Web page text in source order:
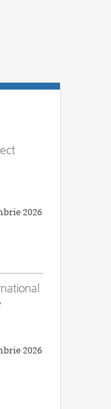
2026
2026